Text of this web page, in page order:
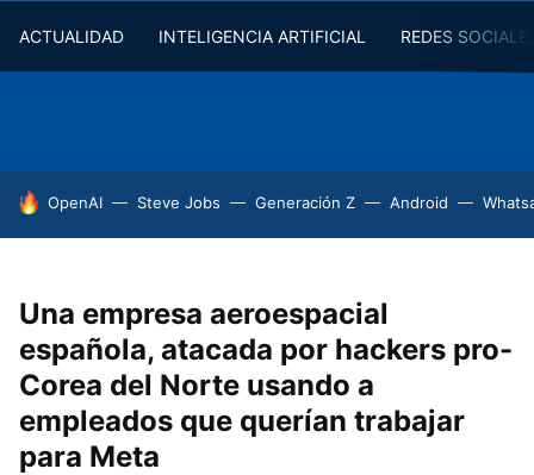
ACTUALIDAD INTELIGENCIA ARTIFICIAL REDES
HOY SE HABLA DE
OpenAI Steve Jobs Generación Z Android
Una empresa aeroespacial
española, atacada por hackers pro-
Corea del Norte usando a
empleados que querían trabajar
para Meta